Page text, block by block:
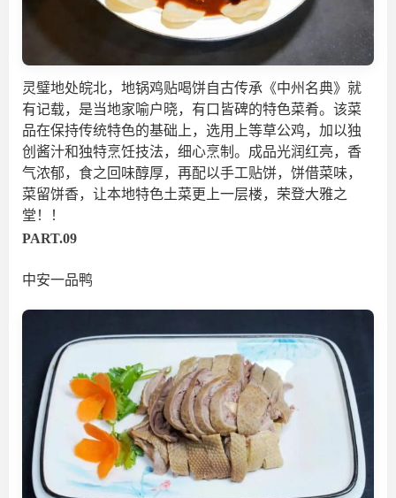
灵璧地处皖北，地锅鸡贴喝饼自古传承《中州名典》就
有记载，是当地家喻户晓，有口皆碑的特色菜肴。该菜
品在保持传统特色的基础上，选用上等草公鸡，加以独
创酱汁和独特烹饪技法，细心烹制。成品光润红亮，香
气浓郁，食之回味醇厚，再配以手工贴饼，饼借菜味，
菜留饼香，让本地特色土菜更上一层楼，荣登大雅之
堂！
！
PART.09
中安一品鸭